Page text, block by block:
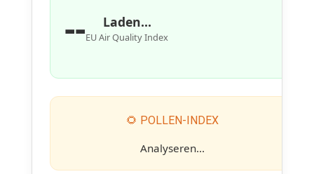
-- Laden...
EU Air Quality Index
🌻 POLLEN-INDEX
Analyseren...